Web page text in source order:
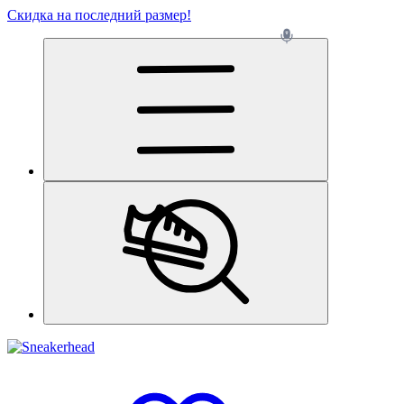
Скидка на последний размер!